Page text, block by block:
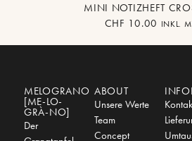
MINI NOTIZHEFT
CHF 10.00 INKL.
MELOGRANO
[ME-LO-
GRÀ-NO]
Der
ABOUT
Unsere Werte
Team
Concept